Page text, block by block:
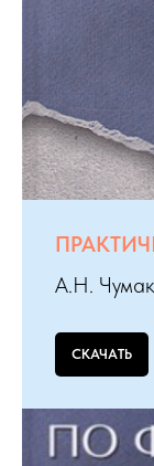
А.Н.
СКАЧАТЬ